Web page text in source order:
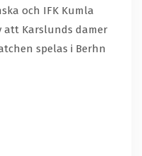
och IFK Kumla
att Karslunds damer
spelas i Berhn